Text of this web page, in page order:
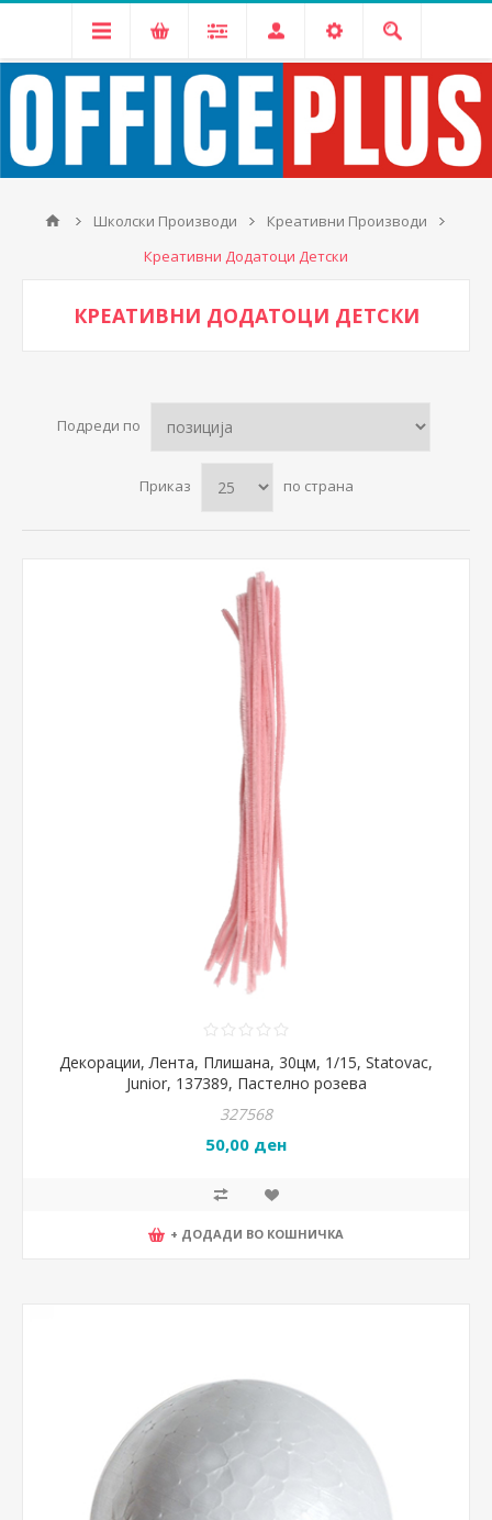
Школски Производи
Креативни Производи
Креативни Додатоци Детски
КРЕАТИВНИ ДОДАТОЦИ ДЕТСКИ
Подреди по
Приказ по страна
Декорации, Лента, Плишана, 30цм, 1/15, Statovac,
Junior, 137389, Пастелно розева
327568
50,00 ден
+ ДОДАДИ ВО КОШНИЧКА